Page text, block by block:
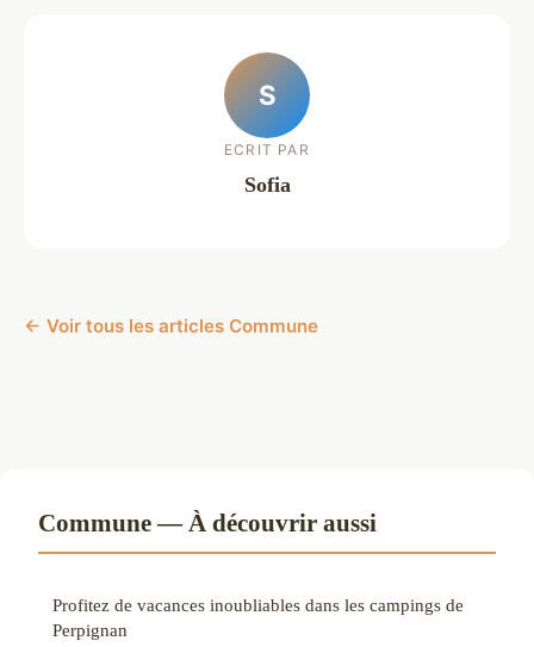
S
ECRIT PAR
Sofia
← Voir tous les articles Commune
Commune — À découvrir aussi
Profitez de vacances inoubliables dans les campings de
Perpignan